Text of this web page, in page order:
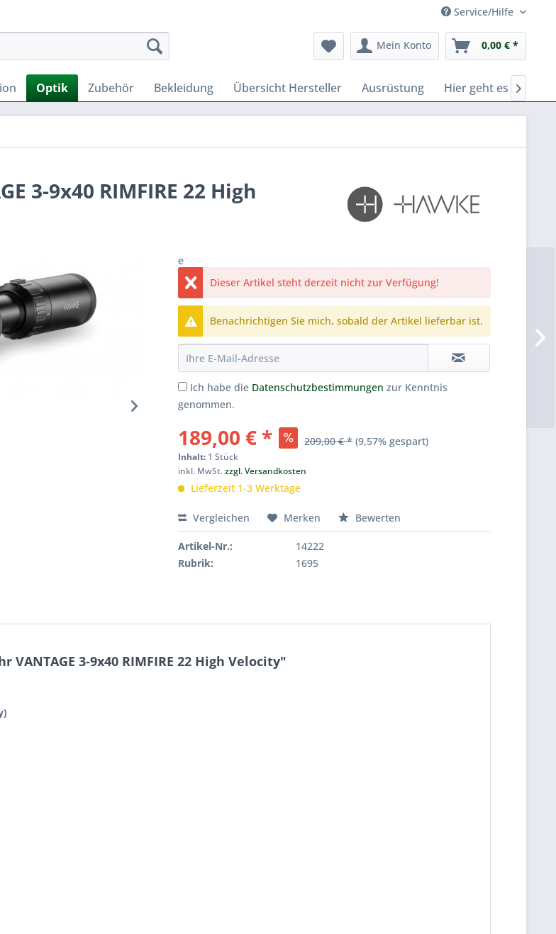
Service/Hilfe
Mein Konto 0,00 € *
Optik Zubehör Bekleidung Übersicht Hersteller Ausrüstung Hier geht es zu

3-9x40 RIMFIRE 22 High
e
Dieser Artikel steht derzeit nicht zur Verfügung!
Benachrichtigen Sie mich, sobald der Artikel lieferbar ist.
Ich habe die Datenschutzbestimmungen zur Kenntnis
genommen.
189,00 € * 209,00 € * (9,57% gespart)
Inhalt: 1 Stück
inkl. MwSt.zzgl. Versandkosten
Lieferzeit 1-3 Werktage
Vergleichen Merken Bewerten
Artikel-Nr.:
14222
Rubrik:
1695
3-9x40 RIMFIRE 22 High Velocity"